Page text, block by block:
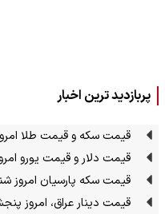
پربازدید ترین اخبار
قیمت سکه و قیمت طلا امروز جمعه ۱۶ مرداد
قیمت دلار و قیمت یورو امروز جمعه ۱۶
قیمت سکه پارسیان امروز شنبه ۱۷ مرداد ۱۴۰۵ / سکه ۱۰۰
قیمت دینار عراق، امروز پنجشنبه ۱۵